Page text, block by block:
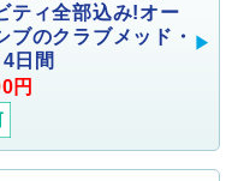
ティ全部込み!オー
ブのクラブメッド・
日間
円